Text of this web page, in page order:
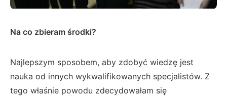
Na co zbieram środki?
Najlepszym sposobem, aby zdobyć wiedzę jest
nauka od innych wykwalifikowanych specjalistów. Z
tego właśnie powodu zdecydowałam się